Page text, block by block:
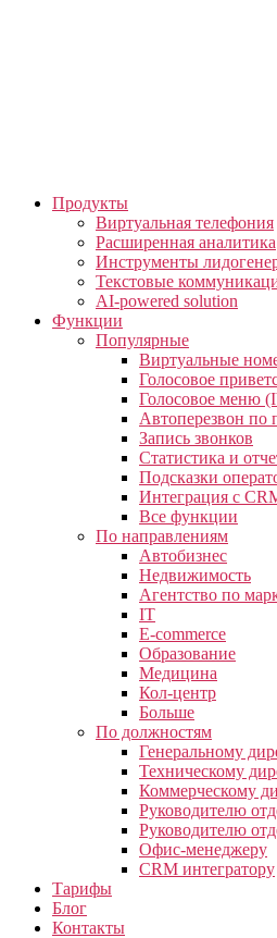
Продукты
Виртуальная телефония
Расширенная аналитика
Инструменты
Текстовые
AI-powered solution
Функции
Популярные
Виртуальные
Голосовое
Голосовое меню
Автоперезвон
Запись звонков
Статистика и
Подсказки
Интеграция с
Все функции
По направлениям
Автобизнес
Недвижимость
Агентство по
IT
E-commerce
Образование
Медицина
Кол-центр
Больше
По должностям
Генеральному
Техническому
Коммерческому
Руководителю
Руководителю
Офис-менеджеру
CRM интегратору
Тарифы
Блог
Контакты